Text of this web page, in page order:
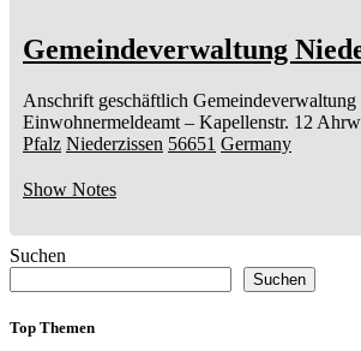
Gemeindeverwaltung
Anschrift geschäftlich Gemeindeverwaltung
Einwohnermeldeamt – Kapellenstr. 12
Pfalz Niederzissen 56651 Germany
Show Notes
Suchen
Suchen
Top Themen